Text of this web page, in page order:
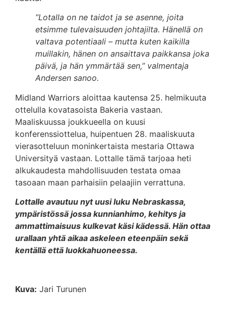
”Lotalla on ne taidot ja se asenne, joita
etsimme tulevaisuuden johtajilta. Hänellä on
valtava potentiaali – mutta kuten kaikilla
muillakin, hänen on ansaittava paikkansa joka
päivä, ja hän ymmärtää sen,” valmentaja
Andersen sanoo.
Midland Warriors aloittaa kautensa 25. helmikuuta
ottelulla kovatasoista Bakeria vastaan.
Maaliskuussa joukkueella on kuusi
konferenssiottelua, huipentuen 28. maaliskuuta
vierasotteluun moninkertaista mestaria Ottawa
Universityä vastaan. Lottalle tämä tarjoaa heti
alkukaudesta mahdollisuuden testata omaa
tasoaan maan parhaisiin pelaajiin verrattuna.
Lottalle avautuu nyt uusi luku Nebraskassa,
ympäristössä jossa kunnianhimo, kehitys ja
ammattimaisuus kulkevat käsi kädessä. Hän ottaa
urallaan yhtä aikaa askeleen eteenpäin sekä
kentällä että luokkahuoneessa.
Kuva: Jari Turunen